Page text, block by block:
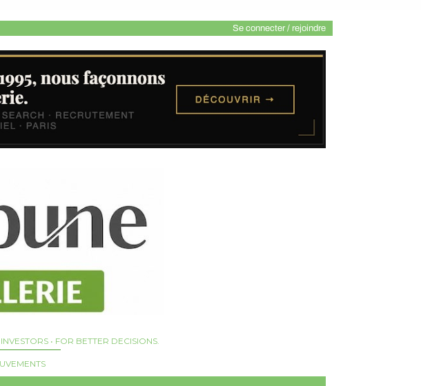
Se connecter / rejoindre
• FOR BETTER DECISIONS.